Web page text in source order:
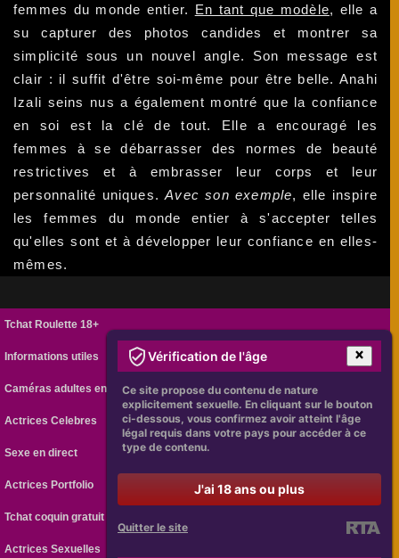
femmes du monde entier. En tant que modèle, elle a
su capturer des photos candides et montrer sa
simplicité sous un nouvel angle. Son message est
clair : il suffit d'être soi-même pour être belle. Anahi
Izali seins nus a également montré que la confiance
en soi est la clé de tout. Elle a encouragé les
femmes à se débarrasser des normes de beauté
restrictives et à embrasser leur corps et leur
personnalité uniques.Avec son exemple, elle inspire
les femmes du monde entier à s'accepter telles
qu'elles sont et à développer leur confiance en elles-
mêmes.
Tchat Roulette 18+
Informations utiles
Caméras adultes en ligne
Actrices Celebres
Sexe en direct
Actrices Portfolio
Tchat coquin gratuit
Actrices Sexuelles
Vérification de l'âge
Ce site propose du contenu de nature
explicitement sexuelle. En cliquant sur le bouton
ci-dessous, vous confirmez avoir atteint l'âge
légal requis dans votre pays pour accéder à ce
type de contenu.
J'ai 18 ans ou plus
Quitter le site